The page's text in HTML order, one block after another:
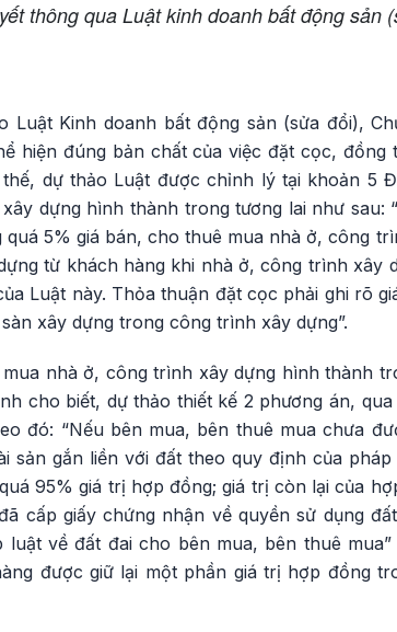
thông qua Luật kinh doanh bất động sản
Luật Kinh doanh bất động sản (sửa đổi),
hiện đúng bản chất của việc đặt cọc,
dự thảo Luật được chỉnh lý tại khoản 5
dựng hình thành trong tương lai như sau:
5% giá bán, cho thuê mua nhà ở, công
từ khách hàng khi nhà ở, công trình xây
Luật này. Thỏa thuận đặt cọc phải ghi rõ
xây dựng trong công trình xây dựng”.
nhà ở, công trình xây dựng hình thành
cho biết, dự thảo thiết kế 2 phương án,
đó: “Nếu bên mua, bên thuê mua chưa
sản gắn liền với đất theo quy định của
95% giá trị hợp đồng; giá trị còn lại của
cấp giấy chứng nhận về quyền sử dụng
về đất đai cho bên mua, bên thuê
được giữ lại một phần giá trị hợp đồng